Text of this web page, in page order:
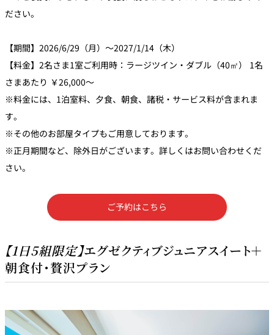
ださい。
【期間】2026/6/29（月）～2027/1/14（木）
【料金】2名さま1室ご利用時：ラージツイン・ダブル（40㎡） 1名
さまあたり ￥26,000～
※料金には、1泊室料、夕食、朝食、諸税・サービス料が含まれま
す。
※その他のお部屋タイプもご用意しております。
※正月期間など、除外日がございます。詳しくはお問い合わせくだ
さい。
ご予約はこちら
【1日5組限定】エグゼクティブジュニアスイート＋
朝食付・贅沢プラン